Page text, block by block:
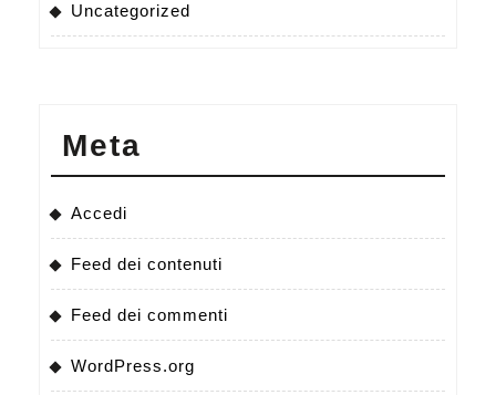
Uncategorized
Meta
Accedi
Feed dei contenuti
Feed dei commenti
WordPress.org